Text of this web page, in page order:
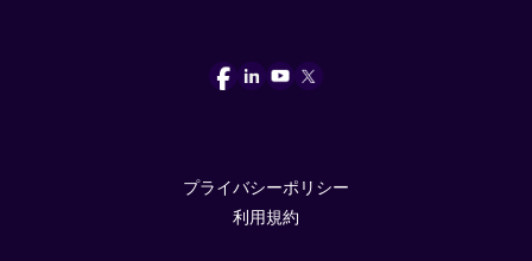
プライバシーポリシー
利用規約